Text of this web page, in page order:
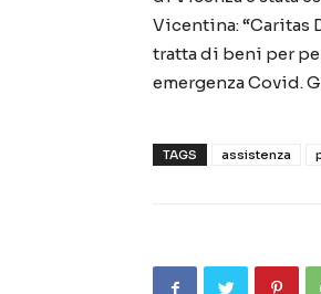
Vicentina: “Caritas
tratta di beni per
emergenza Covid.
TAGS assistenza